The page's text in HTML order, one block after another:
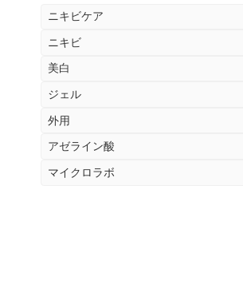
ニキビケア
ニキビ
美白
ジェル
外用
アゼライン酸
マイクロラボ